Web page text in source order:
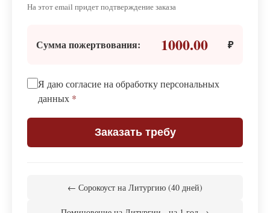
На этот email придет подтверждение заказа
Сумма пожертвования: 1000.00 ₽
Я даю согласие на обработку персональных
данных *
Заказать требу
← Сорокоуст на Литургию (40 дней)